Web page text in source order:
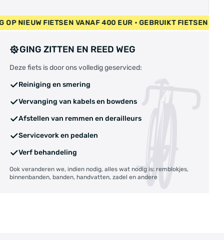
FIETSEN VANAF 400 EUR • GEBRUIKT FIETSEN 55 EUR •
GING ZITTEN EN REED WEG
Deze fiets is door ons volledig geserviced:
Reiniging en smering
Vervanging van kabels en bowdens
Afstellen van remmen en derailleurs
Servicevork en pedalen
Verf behandeling
Ook veranderen we, indien nodig, alles wat nodig is: remblokjes,
binnenbanden, banden, handvatten, zadel en andere